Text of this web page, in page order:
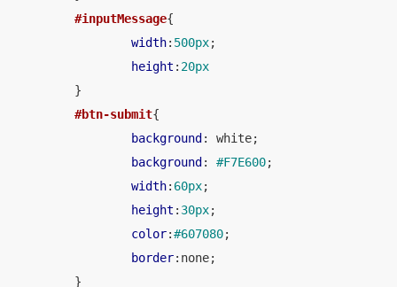
#inputMessage{
width: 500px;
height : 20px
#btn-submit{
background : white;
background : #F7E600;
width: 60px;
height : 30px;
color:#607080;
border:none;